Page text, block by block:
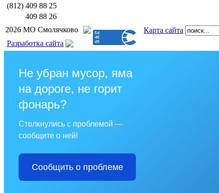
(812) 409 88 25
409 88 26
2026 МО Смолячково
Карта сайта
Разработка сайта
Не убран мусор, яма
на дороге, не горит
фонарь?
Столкнулись с проблемой —
сообщите о ней!
Сообщить о проблеме